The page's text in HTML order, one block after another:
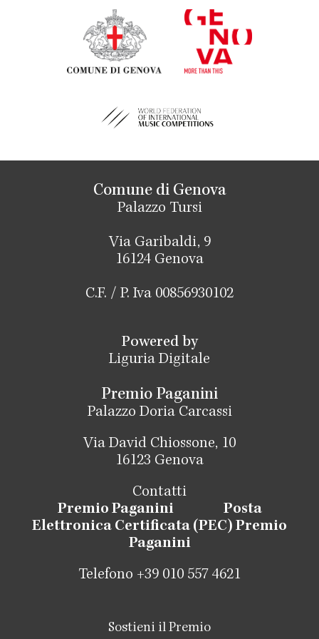
Comune di Genova
Palazzo Tursi
Via Garibaldi, 9
16124 Genova
C.F. / P. Iva 00856930102
Powered by
Liguria Digitale
Premio Paganini
Palazzo Doria Carcassi
Via David Chiossone, 10
16123 Genova
Contatti
Premio Paganini
Posta
Elettronica Certificata (PEC) Premio
Paganini
Telefono +39 010 557 4621
Sostieni il Premio